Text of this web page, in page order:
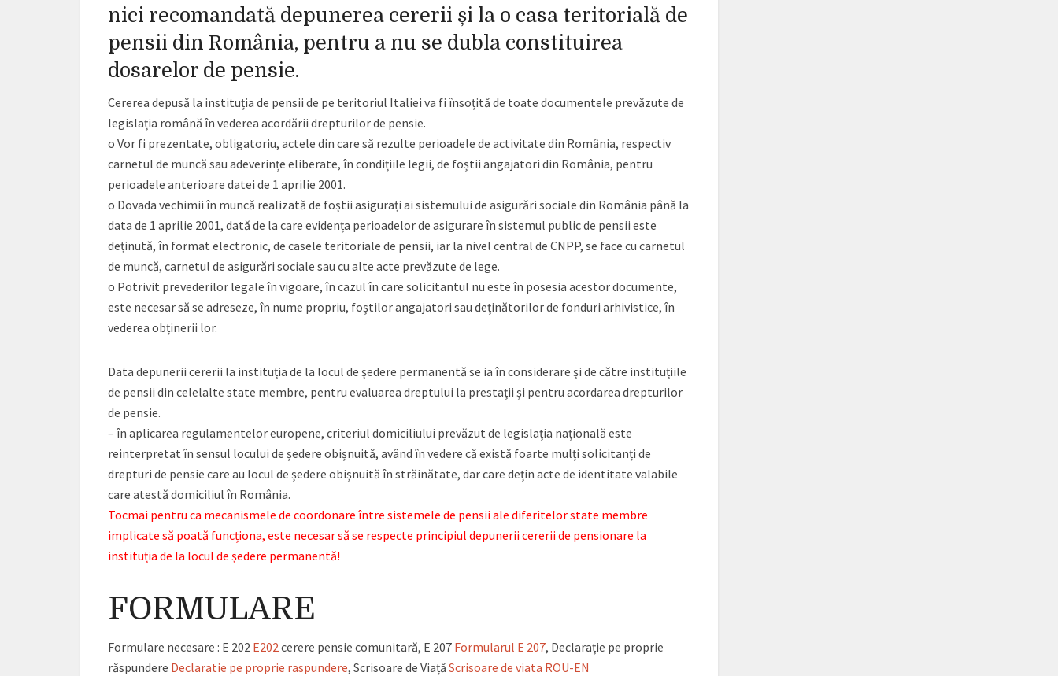
nici recomandată depunerea cererii și la o casa teritorială de
pensii din România, pentru a nu se dubla constituirea
dosarelor de pensie.
Cererea depusă la instituția de pensii de pe teritoriul Italiei va fi însoțită de toate documentele prevăzute de
legislația română în vederea acordării drepturilor de pensie.
o Vor fi prezentate, obligatoriu, actele din care să rezulte perioadele de activitate din România, respectiv
carnetul de muncă sau adeverințe eliberate, în condițiile legii, de foștii angajatori din România, pentru
perioadele anterioare datei de 1 aprilie 2001.
o Dovada vechimii în muncă realizată de foștii asigurați ai sistemului de asigurări sociale din România până la
data de 1 aprilie 2001, dată de la care evidența perioadelor de asigurare în sistemul public de pensii este
deținută, în format electronic, de casele teritoriale de pensii, iar la nivel central de CNPP, se face cu carnetul
de muncă, carnetul de asigurări sociale sau cu alte acte prevăzute de lege.
o Potrivit prevederilor legale în vigoare, în cazul în care solicitantul nu este în posesia acestor documente,
este necesar să se adreseze, în nume propriu, foștilor angajatori sau deținătorilor de fonduri arhivistice, în
vederea obținerii lor.
Data depunerii cererii la instituția de la locul de ședere permanentă se ia în considerare și de către instituțiile
de pensii din celelalte state membre, pentru evaluarea dreptului la prestații și pentru acordarea drepturilor
de pensie.
– în aplicarea regulamentelor europene, criteriul domiciliului prevăzut de legislația națională este
reinterpretat în sensul locului de ședere obișnuită, având în vedere că există foarte mulți solicitanți de
drepturi de pensie care au locul de ședere obișnuită în străinătate, dar care dețin acte de identitate valabile
care atestă domiciliul în România.
Tocmai pentru ca mecanismele de coordonare între sistemele de pensii ale diferitelor state membre
implicate să poată funcționa, este necesar să se respecte principiul depunerii cererii de pensionare la
instituția de la locul de ședere permanentă!
FORMULARE
Formulare necesare : E 202 E202cerere pensie comunitară, E 207 Formularul E 207, Declarație pe proprie
răspundere Declaratie pe proprie raspundere, Scrisoare de Viață Scrisoare de viata ROU-EN